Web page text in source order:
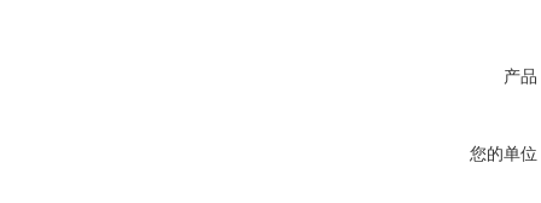
产品
您的单位